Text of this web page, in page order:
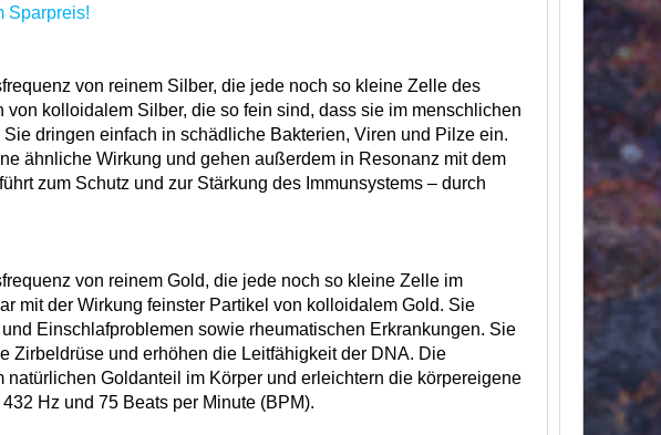
Sparpreis!
von reinem Silber, die jede noch so kleine Zelle des
kolloidalem Silber, die so fein sind, dass sie im menschlichen
dringen einfach in schädliche Bakterien, Viren und Pilze ein.
ähnliche Wirkung und gehen außerdem in Resonanz mit dem
zum Schutz und zur Stärkung des Immunsystems – durch
von reinem Gold, die jede noch so kleine Zelle im
mit der Wirkung feinster Partikel von kolloidalem Gold. Sie
Einschlafproblemen sowie rheumatischen Erkrankungen. Sie
Zirbeldrüse und erhöhen die Leitfähigkeit der DNA. Die
Goldanteil im Körper und erleichtern die körpereigene
Hz und 75 Beats per Minute (BPM).